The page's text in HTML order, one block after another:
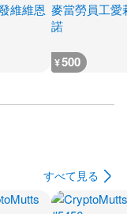
¥500
すべて見る